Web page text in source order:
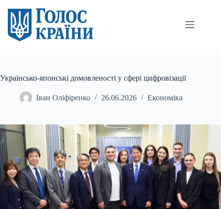
вмісту
Українсько-японські домовленості у сфері цифровізації
Іван Оліфіренко 26.06.2026 Економіка